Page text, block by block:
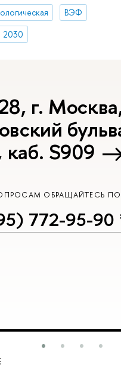
ВЭФ
2030
г.
S909
ОБРАЩАЙТЕСЬ
772-95-90